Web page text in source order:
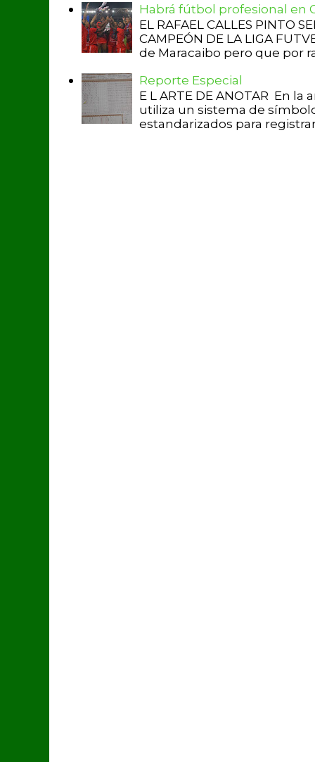
Habrá fútbol profesional en
EL RAFAEL CALLES PINTO
CAMPEÓN DE LA LIGA
de Maracaibo pero que por
Reporte Especial
E L ARTE DE ANOTAR En
utiliza un sistema de
estandarizados para